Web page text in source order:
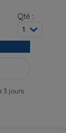
Qté :
1
3 jours